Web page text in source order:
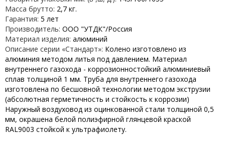
Масса брутто: 2,7 кг.
Гарантия: 5 лет
Производитель: ООО "УТДК"/Россия
Материал изделия: алюминий
Описание серии «Стандарт»: Колено изготовлено из
алюминия методом литья под давлением. Материал
внутреннего газохода - коррозионностойкий алюминиевый
сплав толщиной 1 мм. Труба для внутреннего газохода
изготовлена по бесшовной технологии методом экструзии
(абсолютная герметичность и стойкость к коррозии)
Наружный воздуховод из оцинкованной стали толщиной 0,5
мм, окрашена белой полиэфирной глянцевой краской
RAL9003 стойкой к ультрафиолету.